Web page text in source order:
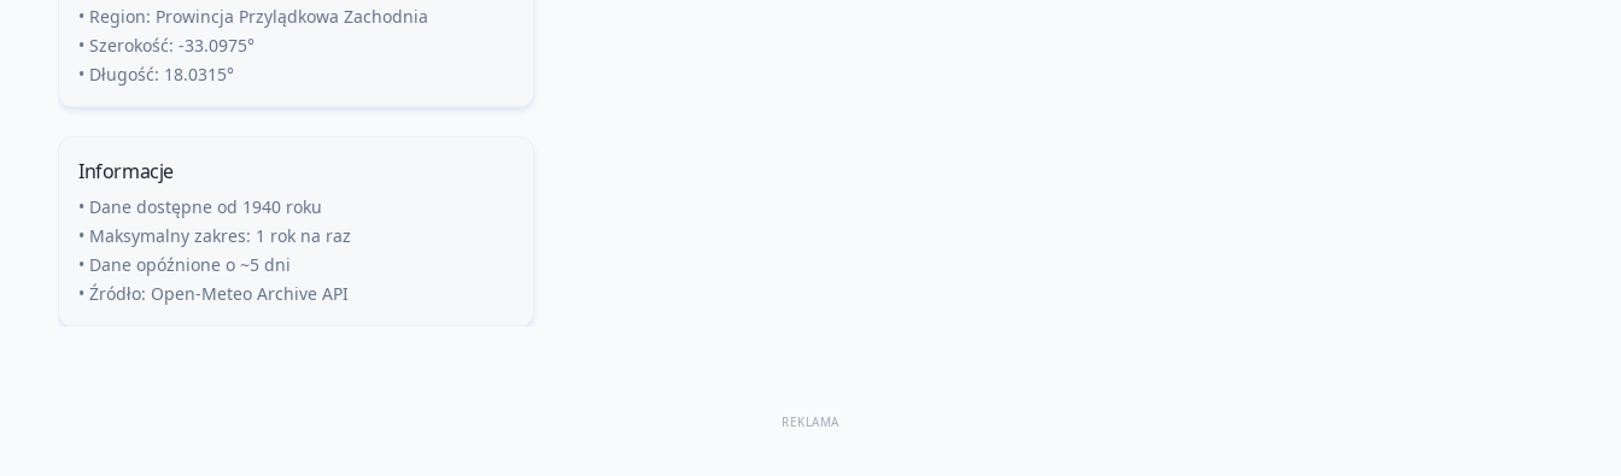
• Region: Prowincja Przylądkowa Zachodnia
• Szerokość: -33.0975°
• Długość: 18.0315°
Informacje
• Dane dostępne od 1940 roku
• Maksymalny zakres: 1 rok na raz
• Dane opóźnione o ~5 dni
• Źródło: Open-Meteo Archive API
REKLAMA